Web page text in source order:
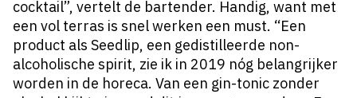
cocktail”, vertelt de bartender. Handig, want met
een vol terras is snel werken een must. “Een
product als Seedlip, een gedistilleerde non-
alcoholische spirit, zie ik in 2019 nóg belangrijker
worden in de horeca. Van een gin-tonic zonder